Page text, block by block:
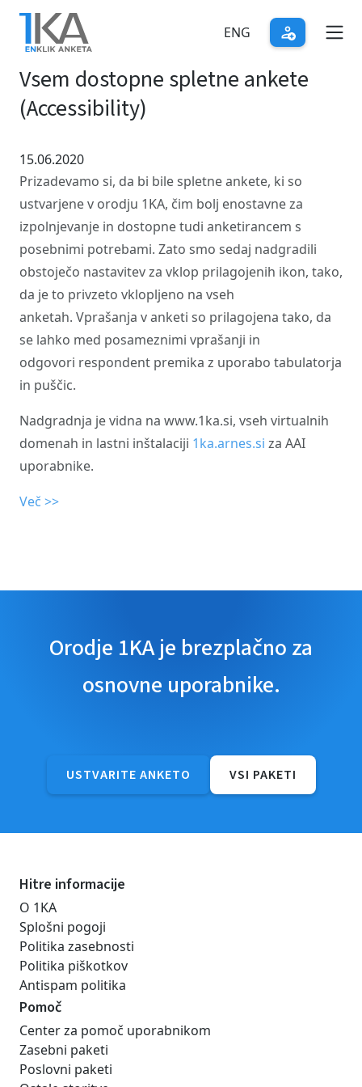
Skip
main
content
ENG
Vsem dostopne spletne ankete
(Accessibility)
15.06.2020
Prizadevamo si, da bi bile spletne ankete, ki so
ustvarjene v orodju 1KA, čim bolj enostavne za
izpolnjevanje in dostopne tudi anketirancem s
posebnimi potrebami. Zato smo sedaj nadgradili
obstoječo nastavitev za vklop prilagojenih ikon, tako,
da je to privzeto vklopljeno na vseh
anketah. Vprašanja v anketi so prilagojena tako, da
se lahko med posameznimi vprašanji in
odgovori respondent premika z uporabo tabulatorja
in puščic.
Nadgradnja je vidna na www.1ka.si, vseh virtualnih
domenah in lastni inštalaciji 1ka.arnes.si za AAI
uporabnike.
Več >>
Orodje 1KA je brezplačno za
osnovne uporabnike.
USTVARITE ANKETO VSI PAKETI
Hitre informacije
O 1KA
Splošni pogoji
Politika zasebnosti
Politika piškotkov
Antispam politika
Pomoč
Center za pomoč uporabnikom
Zasebni paketi
Poslovni paketi